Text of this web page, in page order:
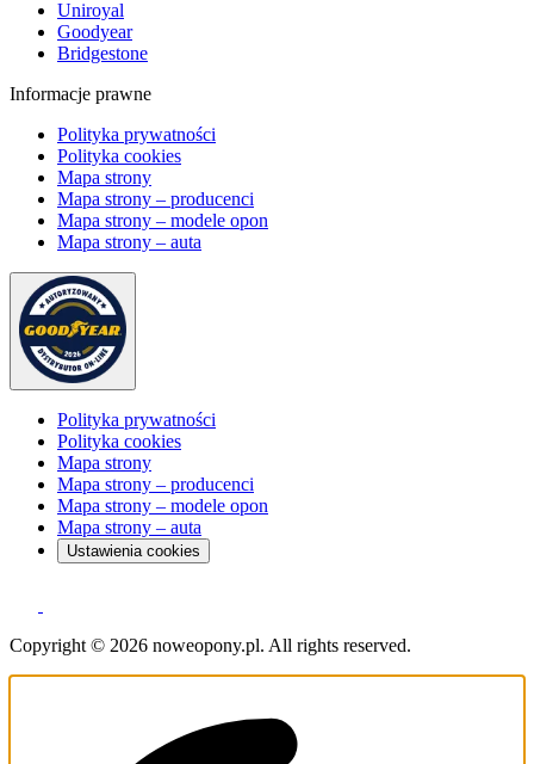
Uniroyal
Goodyear
Bridgestone
Informacje prawne
Polityka prywatności
Polityka cookies
Mapa strony
Mapa strony – producenci
Mapa strony – modele opon
Mapa strony – auta
Polityka prywatności
Polityka cookies
Mapa strony
Mapa strony – producenci
Mapa strony – modele opon
Mapa strony – auta
Ustawienia cookies
Copyright © 2026 noweopony.pl. All rights reserved.